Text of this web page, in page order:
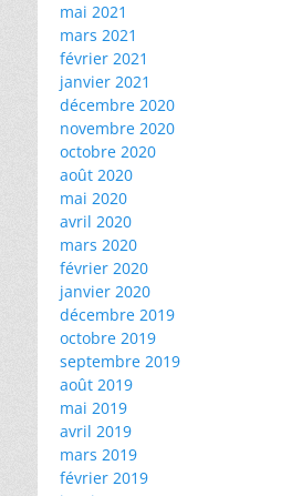
mai 2021
mars 2021
février 2021
janvier 2021
décembre 2020
novembre 2020
octobre 2020
août 2020
mai 2020
avril 2020
mars 2020
février 2020
janvier 2020
décembre 2019
octobre 2019
septembre 2019
août 2019
mai 2019
avril 2019
mars 2019
février 2019